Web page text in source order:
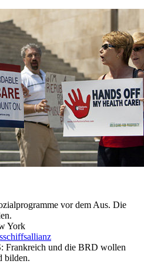
vor dem Aus. Die
York
Frankreich und die BRD wollen
bilden.